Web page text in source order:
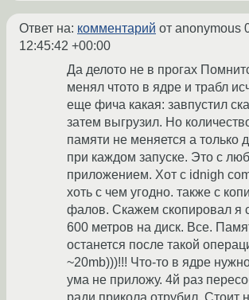
Ответ на: комментарий от anonymous
12:45:42 +00:00
Да делото не в прогах
менял чтото в ядре и трабл
еще фича какая: завпустил
затем выгрузил. Но
памяти не меняется а только
при каждом запуске. Это с
приложением. Хот с idnigh
хоть с чем угодно. также с
фалов. Скажем скопировал я
600 метров на диск. Все.
останется после такой
~20mb)))!!! Что-то в ядре
ума не приложу. 4й раз